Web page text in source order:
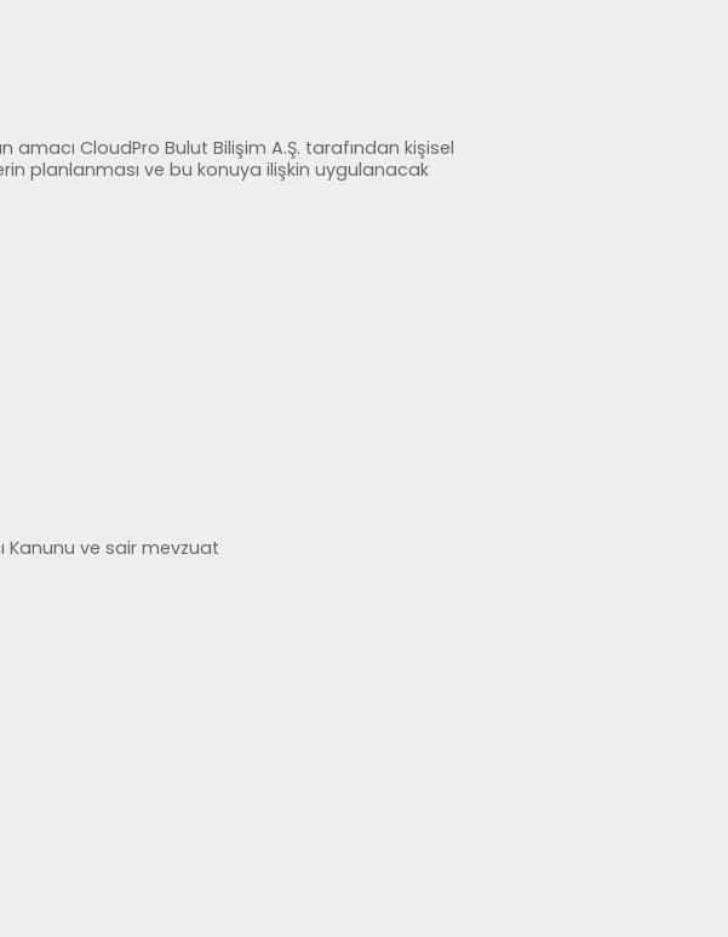
amacı CloudPro Bulut Bilişim A.Ş. tarafından kişisel
planlanması ve bu konuya ilişkin uygulanacak
Kanunu ve sair mevzuat